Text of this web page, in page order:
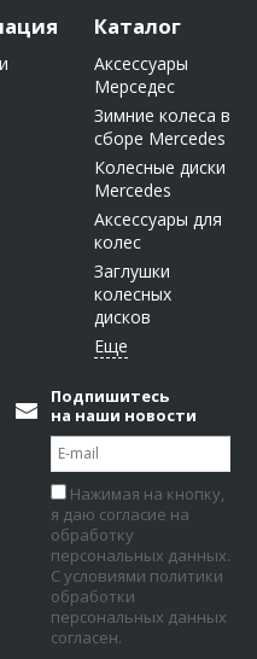
Каталог
Аксессуары
Мерседес
Зимние колеса в
сборе Mercedes
Колесные диски
Mercedes
Аксессуары для
колес
Заглушки
колесных
дисков
Подпишитесь
на наши новости
Нажимая на кнопку,
я даю согласие на
обработку
персональных данных.
С условиями политики
обработки
персональных данных
согласен.